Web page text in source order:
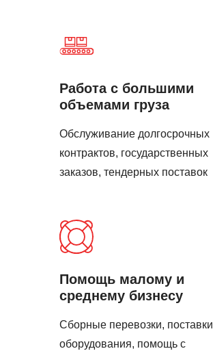
Работа с большими
объемами груза
Обслуживание долгосрочных
контрактов, государственных
заказов, тендерных поставок
Помощь малому и
среднему бизнесу
Сборные перевозки, поставки
оборудования, помощь с